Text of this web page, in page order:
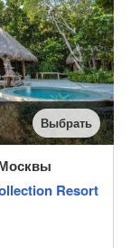
Выбрать
Resort